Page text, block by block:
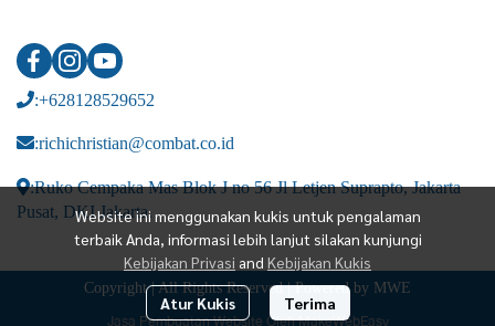
Website ini menggunakan kukis untuk pengalaman
terbaik Anda, informasi lebih lanjut silakan kunjungi
Kebijakan Privasi and Kebijakan Kukis
Atur Kukis Terima
:+628128529652
:richichristian@combat.co.id
:Ruko Cempaka Mas Blok J no 56 Jl Letjen Suprapto, Jakarta
Pusat, DKI Jakarta.
Copyright | All Rights Reserved | Powered by MWE